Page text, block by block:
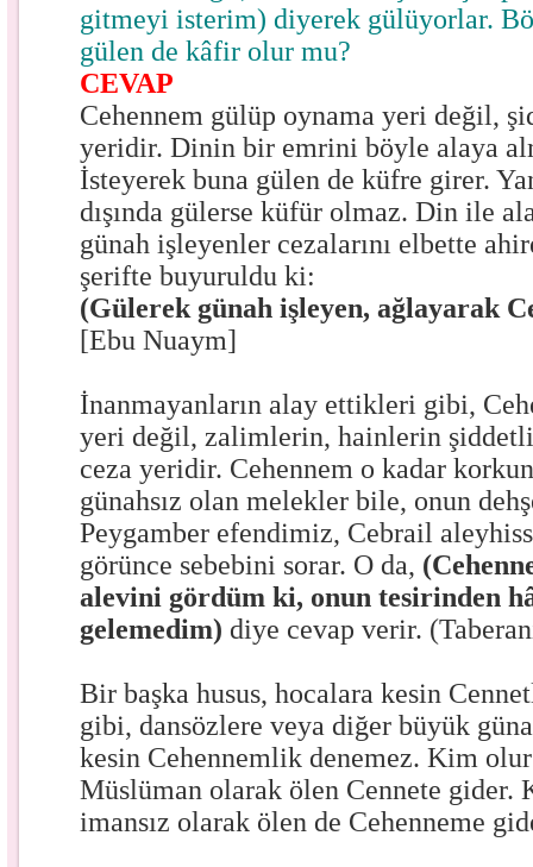
gitmeyi isterim) diyerek gülüyorlar.
gülen de kâfir olur mu?
CEVAP
Cehennem gülüp oynama yeri değil,
yeridir. Dinin bir emrini böyle alaya
İsteyerek buna gülen de küfre girer.
dışında gülerse küfür olmaz. Din ile
günah işleyenler cezalarını elbette
şerifte buyuruldu ki:
(Gülerek günah işleyen, ağlayarak
[Ebu Nuaym]
İnanmayanların alay ettikleri gibi,
yeri değil, zalimlerin, hainlerin
ceza yeridir. Cehennem o kadar
günahsız olan melekler bile, onun
Peygamber efendimiz, Cebrail
görünce sebebini sorar. O da,
alevini gördüm ki, onun tesirinden
gelemedim) diye cevap verir.
Bir başka husus, hocalara kesin
gibi, dansözlere veya diğer büyük
kesin Cehennemlik denemez. Kim
Müslüman olarak ölen Cennete gider.
imansız olarak ölen de Cehenneme